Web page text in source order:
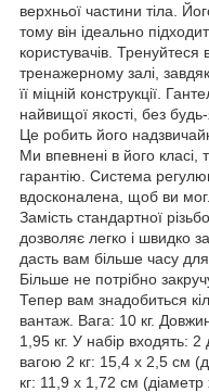
верхньої частини тіла.
тому він ідеально
користувачів. Тренуйтеся
тренажерному залі,
її міцній конструкції.
найвищої якості, без
Це робить його
Ми впевнені в його
гарантію. Система
вдосконалена, щоб ви
Замість стандартної
дозволяє легко і швидко
дасть вам більше часу
Більше не потрібно
Тепер вам знадобиться
вантаж. Вага: 10 кг.
1,95 кг. У набір входять: 2
вагою 2 кг: 15,4 х 2,5 см
кг: 11,9 x 1,72 см